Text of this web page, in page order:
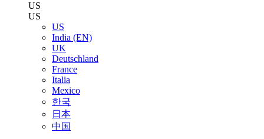
US
US
US
India (EN)
UK
Deutschland
France
Italia
Mexico
한국
日本
中国